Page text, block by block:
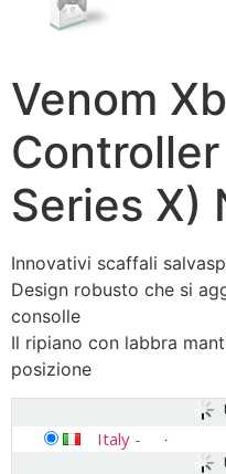
Venom
Series X)
Innovativi scaffali
Design robusto che si
consolle
Il ripiano con labbra
posizione
Italy -